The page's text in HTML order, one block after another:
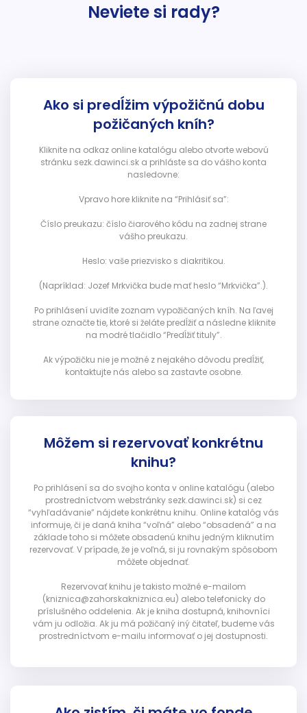
Neviete si rady?
Ako si predĺžim výpožičnú dobu
požičaných kníh?
Kliknite na odkaz online katalógu alebo otvorte webovú
stránku sezk.dawinci.sk a prihláste sa do vášho konta
nasledovne:
Vpravo hore kliknite na “Prihlásiť sa”:
Číslo preukazu: číslo čiarového kódu na zadnej strane
vášho preukazu.
Heslo: vaše priezvisko s diakritikou.
(Napríklad: Jozef Mrkvička bude mať heslo “Mrkvička”.).
Po prihlásení uvidíte zoznam vypožičaných kníh. Na ľavej
strane označte tie, ktoré si želáte predĺžiť a následne kliknite
na modré tlačidlo “Predĺžiť tituly”.
Ak výpožičku nie je možné z nejakého dôvodu predĺžiť,
kontaktujte nás alebo sa zastavte osobne.
Môžem si rezervovať konkrétnu
knihu?
Po prihlásení sa do svojho konta v online katalógu (alebo
prostredníctvom webstránky sezk.dawinci.sk) si cez
“vyhľadávanie” nájdete konkrétnu knihu. Online katalóg vás
informuje, či je daná kniha “voľná” alebo “obsadená” a na
základe toho si môžete obsadenú knihu jedným kliknutím
rezervovať. V prípade, že je voľná, si ju rovnakým spôsobom
môžete objednať.
Rezervovať knihu je takisto možné e-mailom
(kniznica@zahorskakniznica.eu) alebo telefonicky do
príslušného oddelenia. Ak je kniha dostupná, knihovníci
vám ju odložia. Ak ju má požičaný iný čitateľ, budeme vás
prostredníctvom e-mailu informovať o jej dostupnosti.